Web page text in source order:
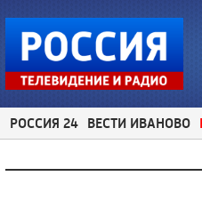
РОССИЯ 24 ВЕСТИ ИВАНОВО